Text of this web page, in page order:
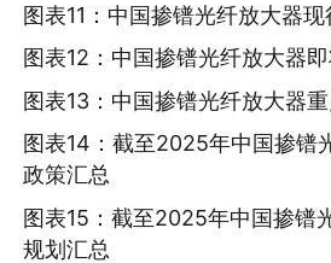
图表11：中国掺镨光纤放大器
图表12：中国掺镨光纤放大器
图表13：中国掺镨光纤放大器
图表14：截至2025年中国掺镨
政策汇总
图表15：截至2025年中国掺镨
规划汇总